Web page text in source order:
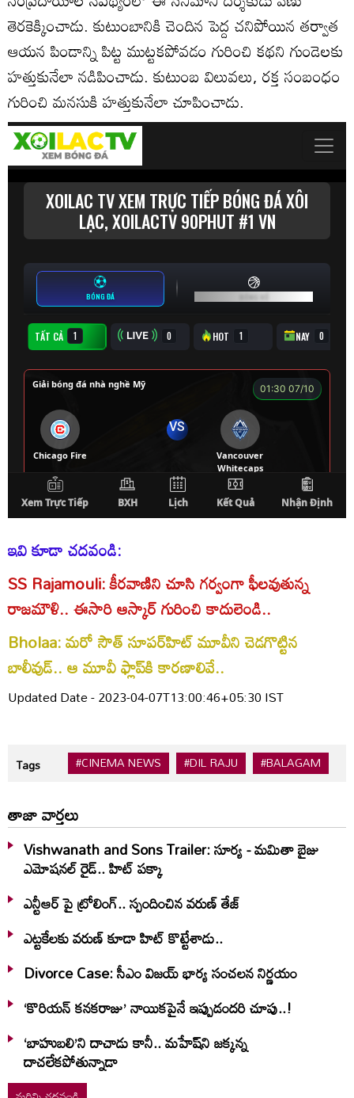
తెరకెక్కించాడు. కుటుంబానికి చెందిన పెద్ద చనిపోయిన తర్వాత
ఆయన పిండాన్ని పిట్ట ముట్టకపోవడం గురించి కథని గుండెలకు
హత్తుకునేలా నడిపించాడు. కుటుంబ విలువలు, రక్త సంబంధం
గురించి మనసుకి హత్తుకునేలా చూపించాడు.
ఇవి కూడా చదవండి:
SS Rajamouli: కీరవాణిని చూసి గర్వంగా ఫీలవుతున్న
రాజమౌళి.. ఈసారి ఆస్కార్ గురించి కాదులెండి..
Bholaa: మరో సౌత్ సూపర్‌హిట్ మూవీని చెడగొట్టిన
బాలీవుడ్.. ఆ మూవీ ఫ్లాప్‌కి కారణాలివే..
Updated Date - 2023-04-07T13:00:46+05:30 IST
Tags #CINEMA NEWS #DIL RAJU #BALAGAM
తాజా వార్తలు
Vishwanath and Sons Trailer: సూర్య - మమితా బైజు
ఎమోషనల్ రైడ్.. హిట్ పక్కా
ఎన్టీఆర్ పై ట్రోలింగ్.. స్పందించిన వరుణ్ తేజ్
ఎట్టకేలకు వరుణ్ కూడా హిట్ కొట్టేశాడు..
Divorce Case: సీఎం విజయ్ భార్య సంచలన నిర్ణయం
‘కొరియన్ కనకరాజు’ నాయికపైనే ఇప్పుడందరి చూపు..!
‘బాహుబలి’ని దాచాడు కానీ.. మహేష్‌ని జక్కన్న
దాచలేకపోతున్నాడా